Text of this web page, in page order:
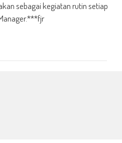
sebagai kegiatan rutin setiap